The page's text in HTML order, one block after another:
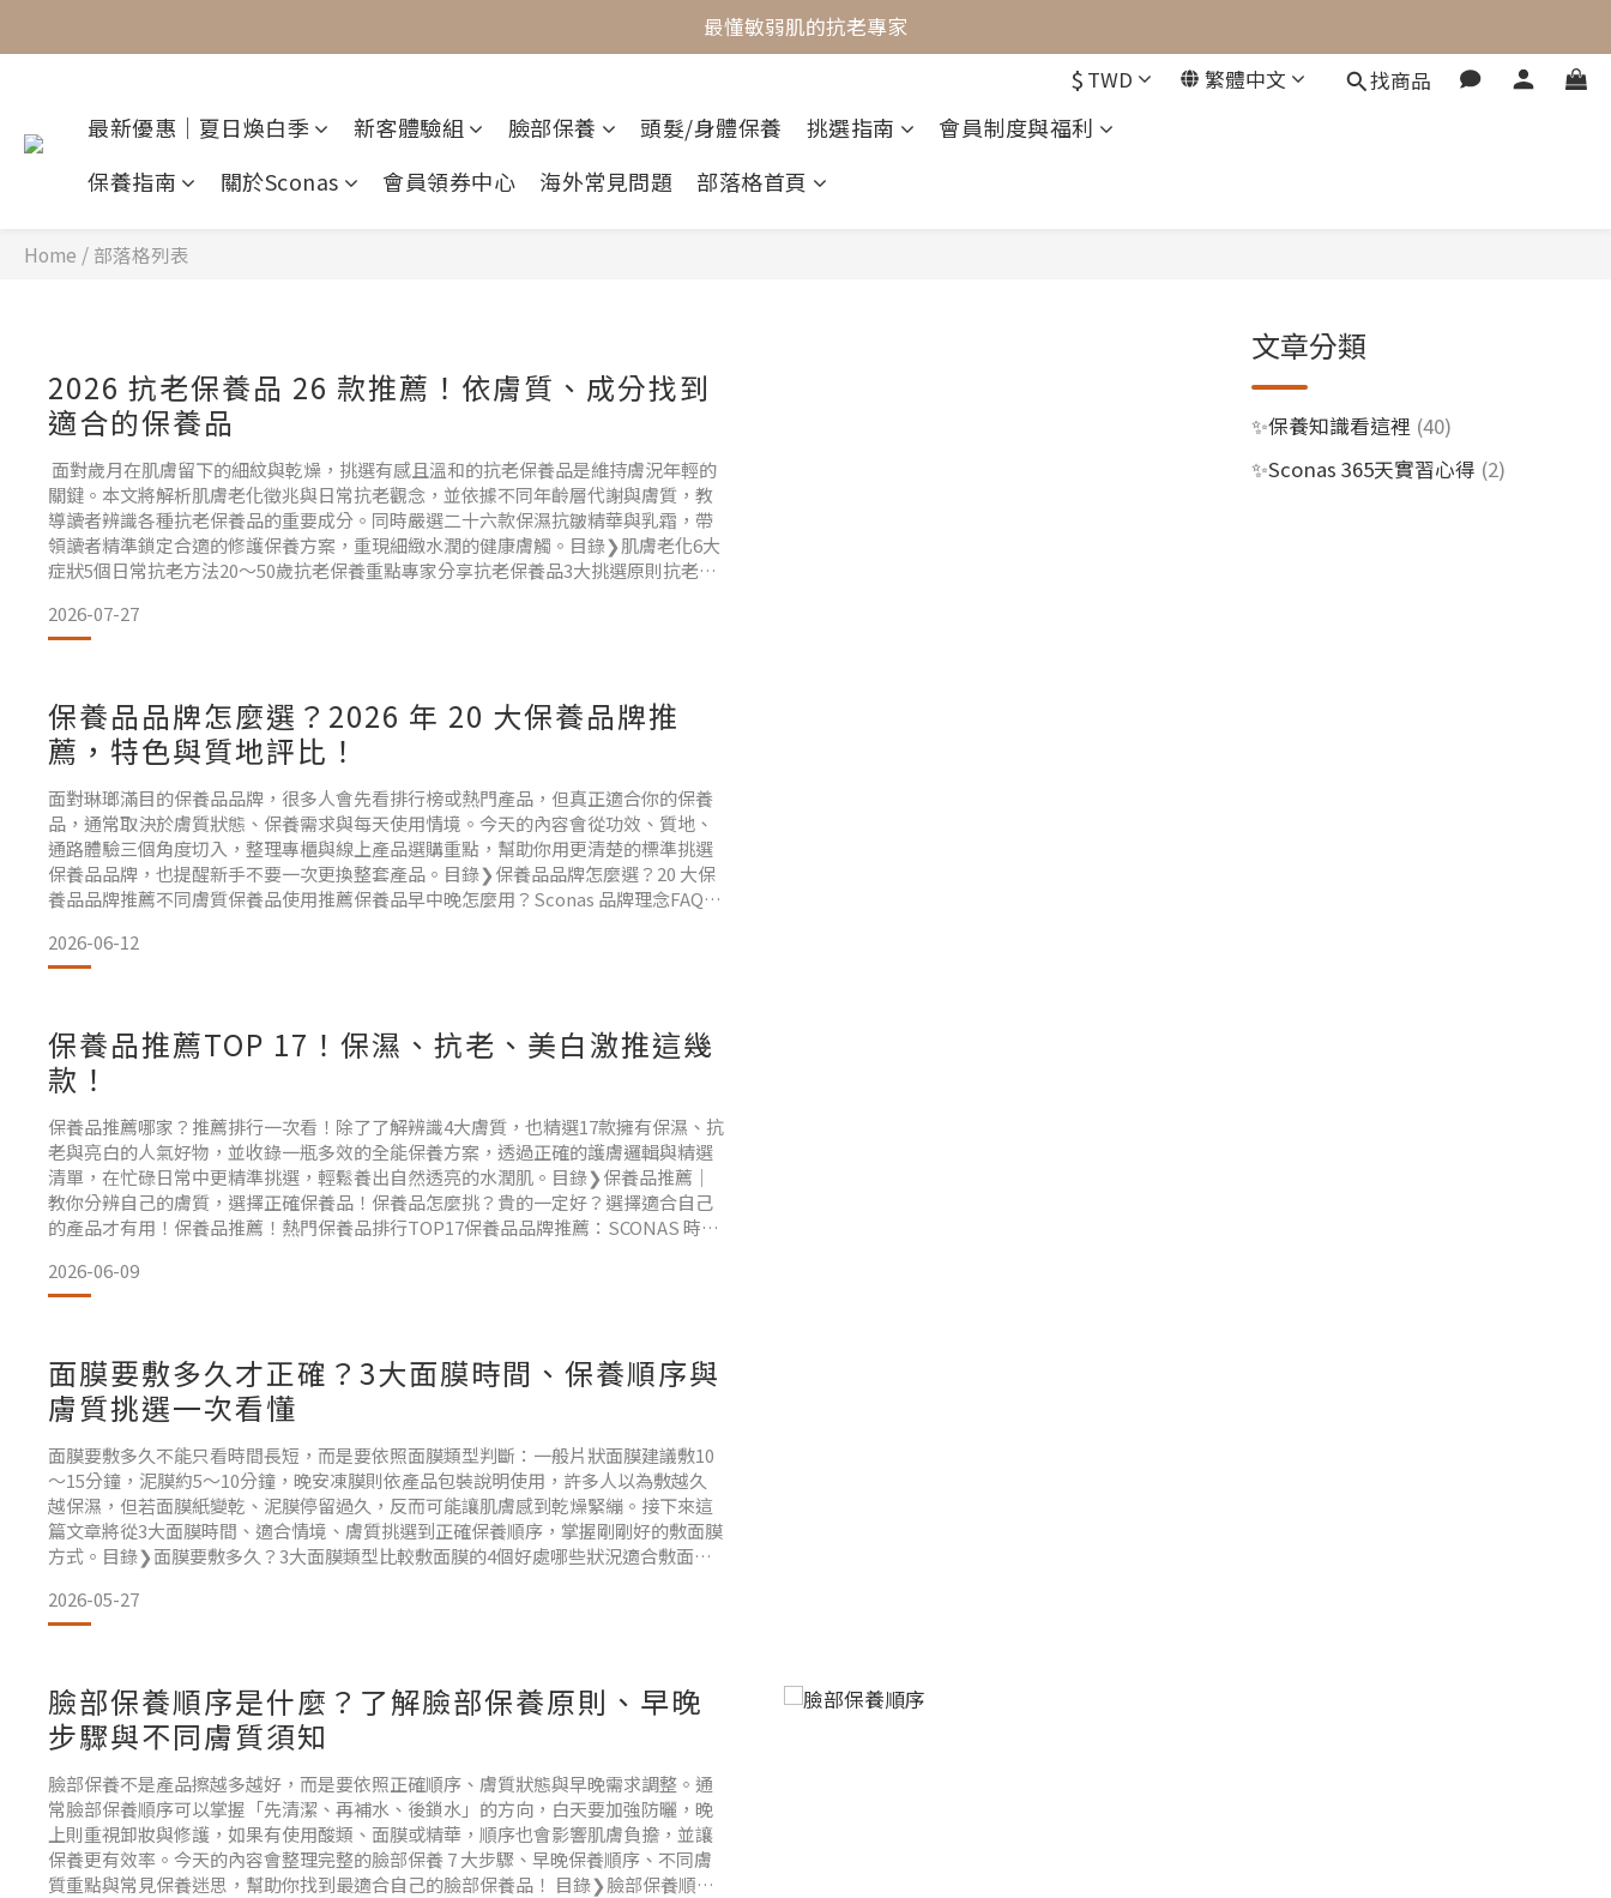
最懂敏弱肌的抗老專家
最懂敏弱肌的抗老專家
最懂敏弱肌的抗老專家
$ TWD 繁體中文 找商品
最新優惠｜夏日煥白季 新客體驗組 臉部保養 頭髮/身體保養 挑選指南
會員制度與福利
保養指南
關於Sconas 會員領券中心 海外常見問題 部落格首頁
Home / 部落格列表
2026 抗老保養品 26 款推薦！依膚質、成分找到
適合的保養品
面對歲月在肌膚留下的細紋與乾燥，挑選有感且溫和的抗老保養品是維持膚況年輕的
關鍵。本文將解析肌膚老化徵兆與日常抗老觀念，並依據不同年齡層代謝與膚質，教
導讀者辨識各種抗老保養品的重要成分。同時嚴選二十六款保濕抗皺精華與乳霜，帶
領讀者精準鎖定合適的修護保養方案，重現細緻水潤的健康膚觸。目錄❯肌膚老化6大
症狀5個日常抗老方法20～50歲抗老保養重點專家分享抗老保養品3大挑選原則抗老保
並出現緊繃感。肌膚暗沉，失去原有光
2026-07-27
保養品品牌怎麼選？2026 年 20 大保養品牌推
薦，特色與質地評比！
面對琳瑯滿目的保養品品牌，很多人會先看排行榜或熱門產品，但真正適合你的保養
品，通常取決於膚質狀態、保養需求與每天使用情境。今天的內容會從功效、質地、
通路體驗三個角度切入，整理專櫃與線上產品選購重點，幫助你用更清楚的標準挑選
保養品品牌，也提醒新手不要一次更換整套產品。目錄❯保養品品牌怎麼選？20 大保
養品品牌推薦不同膚質保養品使用推薦保養品早中晚怎麼用？Sconas 品牌理念FAQ總
什麼，多數人的需求可以先分成 4 類：保濕
2026-06-12
保養品推薦TOP 17！保濕、抗老、美白激推這幾
款！
保養品推薦哪家？推薦排行一次看！除了了解辨識4大膚質，也精選17款擁有保濕、抗
老與亮白的人氣好物，並收錄一瓶多效的全能保養方案，透過正確的護膚邏輯與精選
清單，在忙碌日常中更精準挑選，輕鬆養出自然透亮的水潤肌。目錄❯保養品推薦｜
教你分辨自己的膚質，選擇正確保養品！保養品怎麼挑？貴的一定好？選擇適合自己
的產品才有用！保養品推薦！熱門保養品排行TOP17保養品品牌推薦：SCONAS 時空
日保養不可少！不論男女老少，日常的皮膚
2026-06-09
面膜要敷多久才正確？3大面膜時間、保養順序與
膚質挑選一次看懂
面膜要敷多久不能只看時間長短，而是要依照面膜類型判斷：一般片狀面膜建議敷10
～15分鐘，泥膜約5～10分鐘，晚安凍膜則依產品包裝說明使用，許多人以為敷越久
越保濕，但若面膜紙變乾、泥膜停留過久，反而可能讓肌膚感到乾燥緊繃。接下來這
篇文章將從3大面膜時間、適合情境、膚質挑選到正確保養順序，掌握剛剛好的敷面膜
方式。目錄❯面膜要敷多久？3大面膜類型比較敷面膜的4個好處哪些狀況適合敷面
修水光生物纖維面膜FAQ總結 面膜要
2026-05-27
臉部保養順序是什麼？了解臉部保養原則、早晚
步驟與不同膚質須知
臉部保養不是產品擦越多越好，而是要依照正確順序、膚質狀態與早晚需求調整。通
常臉部保養順序可以掌握「先清潔、再補水、後鎖水」的方向，白天要加強防曬，晚
上則重視卸妝與修護，如果有使用酸類、面膜或精華，順序也會影響肌膚負擔，並讓
保養更有效率。今天的內容會整理完整的臉部保養 7 大步驟、早晚保養順序、不同膚
質重點與常見保養迷思，幫助你找到最適合自己的臉部保養品！ 目錄❯臉部保養順序
文章分類
✨保養知識看這裡 (40)
✨Sconas 365天實習心得 (2)